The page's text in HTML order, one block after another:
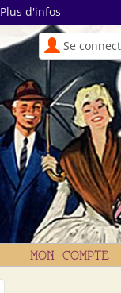
Plus d'infos
Se
MON COMPTE